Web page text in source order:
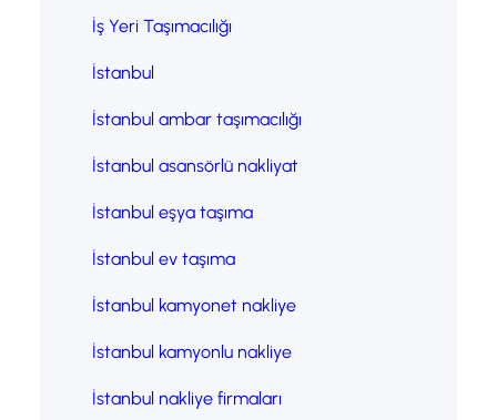
İş Yeri Taşımacılığı
İstanbul
İstanbul ambar taşımacılığı
İstanbul asansörlü nakliyat
İstanbul eşya taşıma
İstanbul ev taşıma
İstanbul kamyonet nakliye
İstanbul kamyonlu nakliye
İstanbul nakliye firmaları